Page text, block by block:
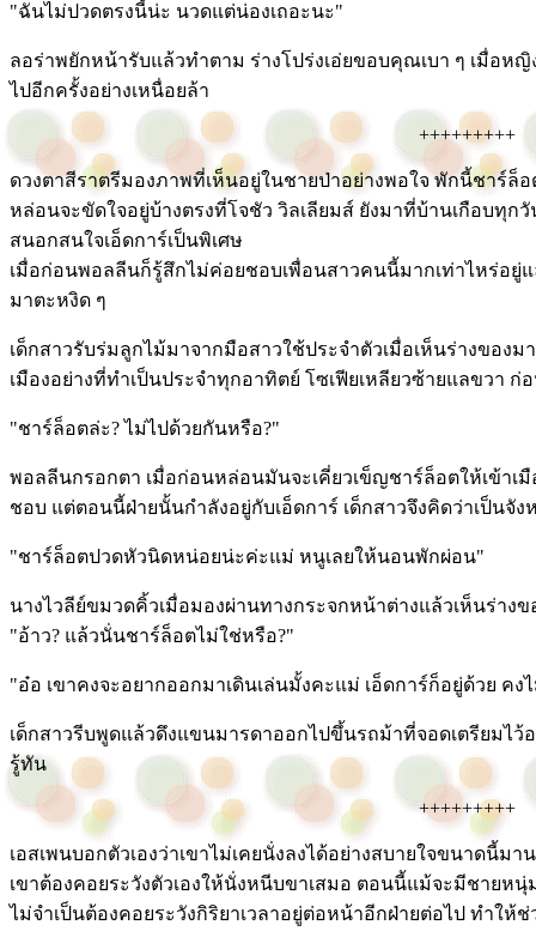
"ฉันไม่ปวดตรงนี้น่ะ นวดแต่น่องเถอะนะ"
ลอร่าพยักหน้ารับแล้วทำตาม ร่างโปร่งเอ่ยขอบคุณเบา ๆ เมื่อ
ไปอีกครั้งอย่างเหนื่อยล้า
+++++++++
ดวงตาสีราตรีมองภาพที่เห็นอยู่ในชายป่าอย่างพอใจ พักนี้ชาร์
หล่อนจะขัดใจอยู่บ้างตรงที่โจชัว วิลเลียมส์ ยังมาที่บ้านเกือบทุก
สนอกสนใจเอ็ดการ์เป็นพิเศษ
เมื่อก่อนพอลลีนก็รู้สึกไม่ค่อยชอบเพื่อนสาวคนนี้มากเท่าไหร่อ
มาตะหงิด ๆ
เด็กสาวรับร่มลูกไม้มาจากมือสาวใช้ประจำตัวเมื่อเห็นร่างของ
เมืองอย่างที่ทำเป็นประจำทุกอาทิตย์ โซเฟียเหลียวซ้ายแลขวา ก่
"ชาร์ล็อตล่ะ? ไม่ไปด้วยกันหรือ?"
พอลลีนกรอกตา เมื่อก่อนหล่อนมันจะเคี่ยวเข็ญชาร์ล็อตให้เข้าเ
ชอบ แต่ตอนนี้ฝ่ายนั้นกำลังอยู่กับเอ็ดการ์ เด็กสาวจึงคิดว่าเป็นจั
"ชาร์ล็อตปวดหัวนิดหน่อยน่ะค่ะแม่ หนูเลยให้นอนพักผ่อน"
นางไวลีย์ขมวดคิ้วเมื่อมองผ่านทางกระจกหน้าต่างแล้วเห็นร่าง
"อ้าว? แล้วนั่นชาร์ล็อตไม่ใช่หรือ?"
"อ๋อ เขาคงจะอยากออกมาเดินเล่นมั้งคะแม่ เอ็ดการ์ก็อยู่ด้วย คง
เด็กสาวรีบพูดแล้วดึงแขนมารดาออกไปขึ้นรถม้าที่จอดเตรียมไ
รู้ทัน
+++++++++
เอสเพนบอกตัวเองว่าเขาไม่เคยนั่งลงได้อย่างสบายใจขนาดนี้
เขาต้องคอยระวังตัวเองให้นั่งหนีบขาเสมอ ตอนนี้แม้จะมีชายห
ไม่จำเป็นต้องคอยระวังกิริยาเวลาอยู่ต่อหน้าอีกฝ่ายต่อไป ทำให้